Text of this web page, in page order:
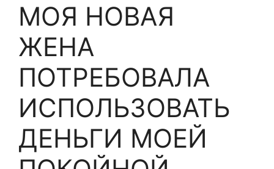
МОЯ НОВАЯ
ЖЕНА
ПОТРЕБОВАЛА
ИСПОЛЬЗОВАТЬ
ДЕНЬГИ МОЕЙ